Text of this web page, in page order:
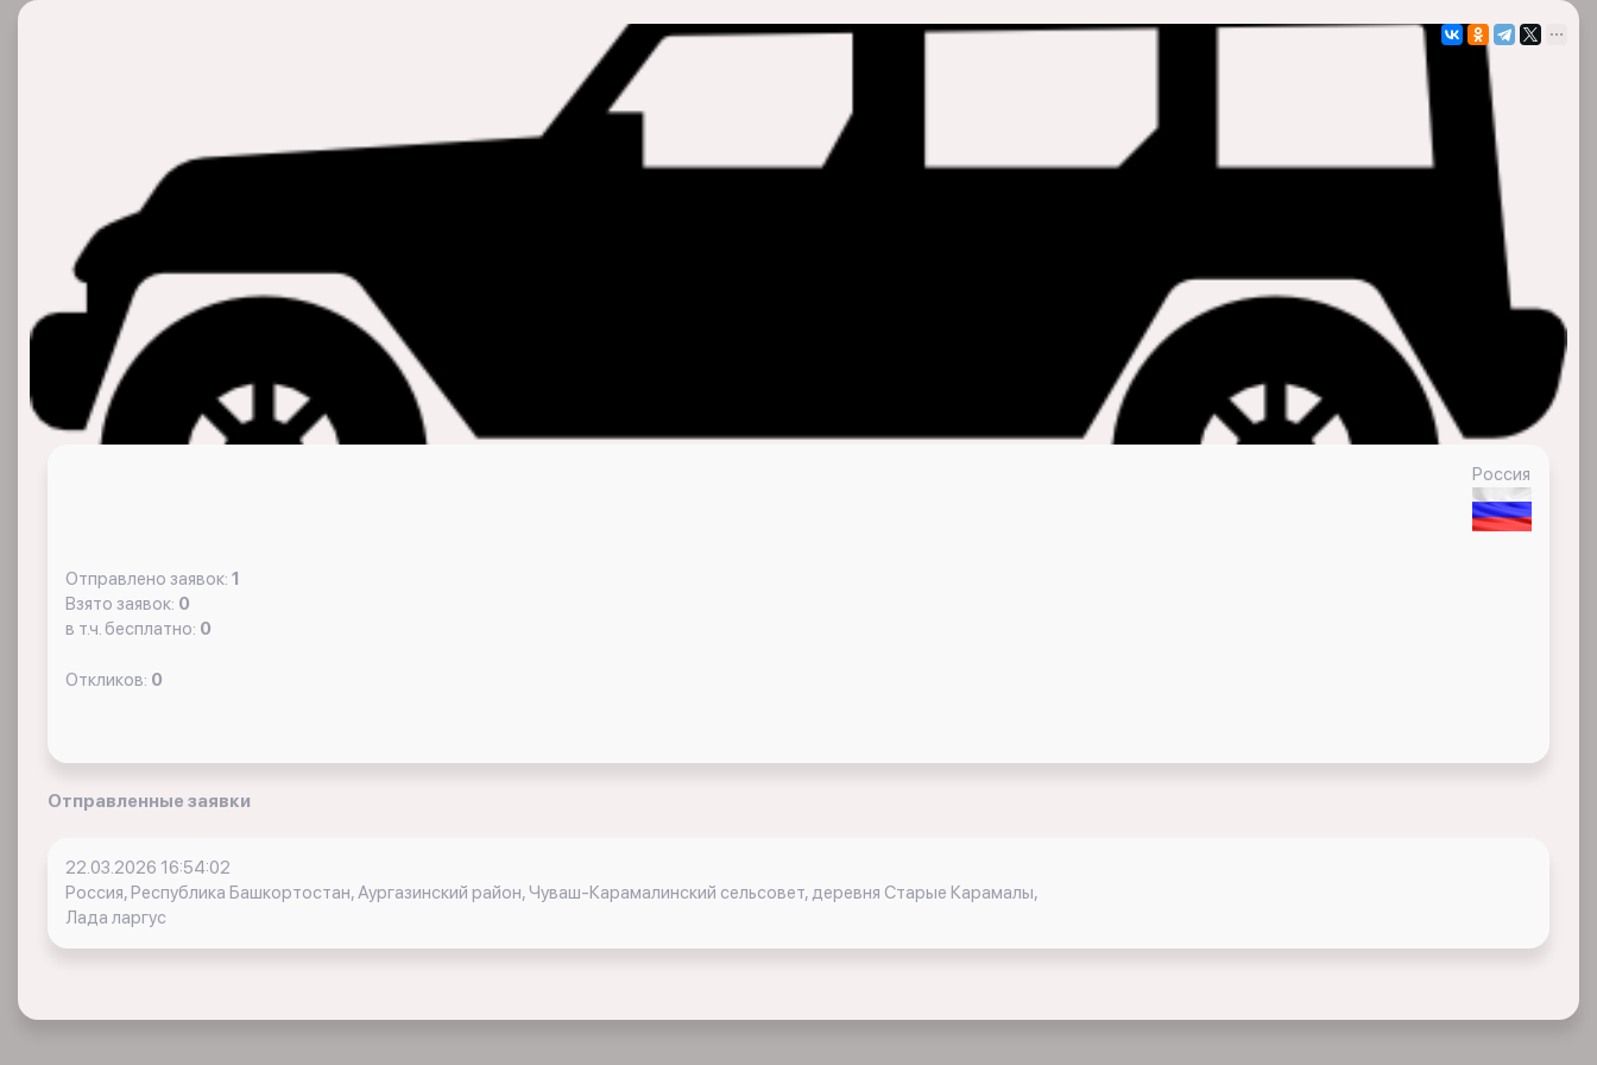
Россия
Отправлено заявок: 1
Взято заявок: 0
в т.ч. бесплатно: 0
Откликов: 0
Отправленные заявки
22.03.2026 16:54:02
Россия, Республика Башкортостан, Аургазинский район, Чуваш-Карамалинский сельсовет, деревня Старые Карамалы,
Лада ларгус